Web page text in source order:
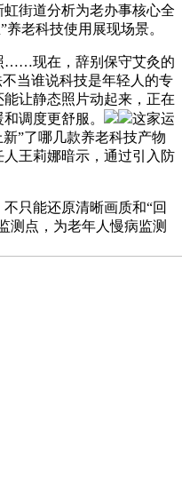
街道分析为老办事核心全
老科技使用展现场景。
现在，辞别保守艾灸的
当谁说科技是年轻人的专
让静态照片动起来，正在
调度更舒服。
这家运
”了哪几款养老科技产物
王莉娜暗示，通过引入防
只能还原清晰画质和“回
测点，为老年人慢病监测